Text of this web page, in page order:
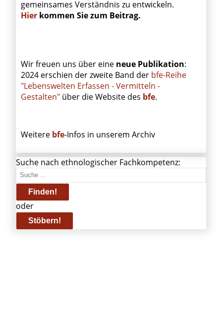
gemeinsames Verständnis zu entwickeln.
Hier kommen Sie zum Beitrag.
Wir freuen uns über eine neue Publikation:
2024 erschien der zweite Band der bfe-Reihe
"Lebenswelten Erfassen - Vermitteln -
Gestalten" über die Website des bfe.
Weitere bfe-Infos in unserem Archiv
Suche nach ethnologischer Fachkompetenz:
oder